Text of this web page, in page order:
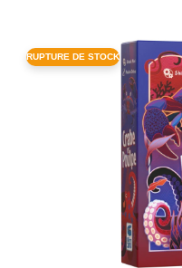
RUPTURE DE STOCK